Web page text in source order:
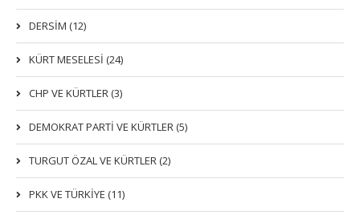
DERSIM (12)
KÜRT MESELESİ (24)
CHP VE KÜRTLER (3)
DEMOKRAT PARTI VE KÜRTLER (5)
TURGUT ÖZAL VE KÜRTLER (2)
PKK VE TÜRKIYE (11)